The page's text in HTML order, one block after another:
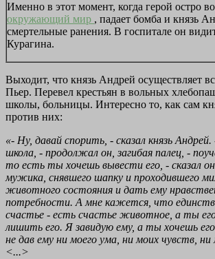
Именно в этот момент, когда герой остро
окружающий мир , падает бомба и князь
смертельные ранения. В госпитале он
Курагина.
Выходит, что князь Андрей осуществляет
Пьер. Перевел крестьян в вольных
школы, больницы. Интересно то, как сам
против них:
«- Ну, давай спорить, - сказал князь
школа, - продолжал он, загибая палец, -
то есть ты хочешь вывести его, - сказал
мужика, снявшего шапку и проходившего
животного состояния и дать ему
потребности. А мне кажется, что
счастье - есть счастье животное, а ты
лишить его. Я завидую ему, а ты хочешь
не дав ему ни моего ума, ни моих чувств, ни
<...>